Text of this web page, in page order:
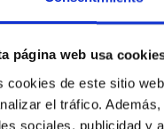
página web usa
cookies de este sitio
el tráfico.
sociales, publicidad y